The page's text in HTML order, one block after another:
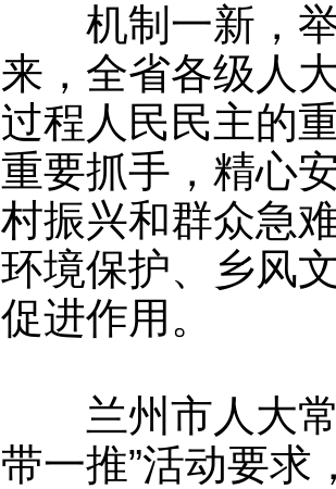
机制一新，举
来，全省各级人
过程人民民主的
重要抓手，精心
村振兴和群众急
环境保护、乡风
促进作用。
兰州市人大常
带一推”活动要求